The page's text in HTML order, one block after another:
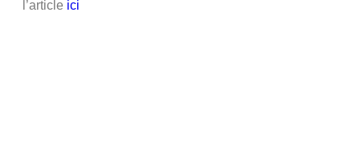
l’article ici